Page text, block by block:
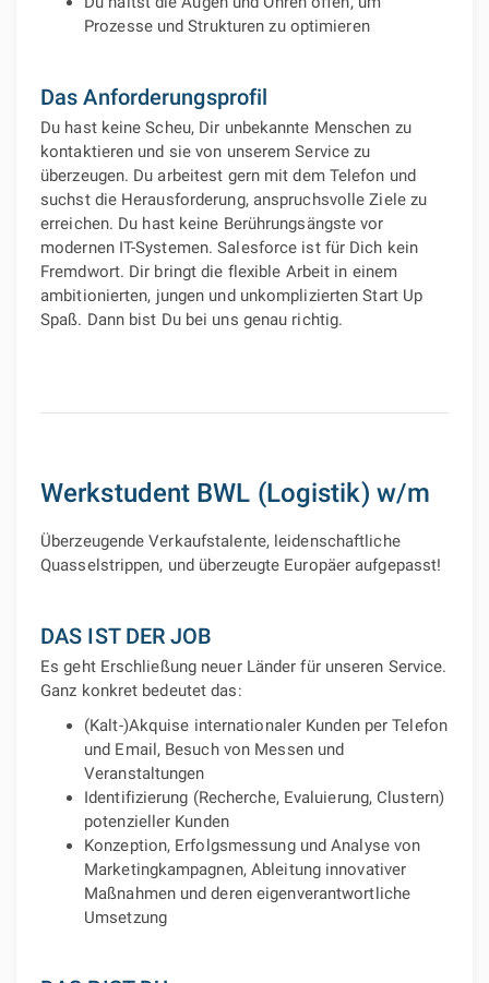
Prozesse und Strukturen zu optimieren
Das Anforderungsprofil
Du hast keine Scheu, Dir unbekannte Menschen zu
kontaktieren und sie von unserem Service zu
überzeugen. Du arbeitest gern mit dem Telefon und
suchst die Herausforderung, anspruchsvolle Ziele zu
erreichen. Du hast keine Berührungsängste vor
modernen IT-Systemen. Salesforce ist für Dich kein
Fremdwort. Dir bringt die flexible Arbeit in einem
ambitionierten, jungen und unkomplizierten Start Up
Spaß. Dann bist Du bei uns genau richtig.
Werkstudent BWL (Logistik) w/m
Überzeugende Verkaufstalente, leidenschaftliche
Quasselstrippen, und überzeugte Europäer aufgepasst!
DAS IST DER JOB
Es geht Erschließung neuer Länder für unseren Service.
Ganz konkret bedeutet das:
(Kalt-)Akquise internationaler Kunden per Telefon
und Email, Besuch von Messen und
Veranstaltungen
Identifizierung (Recherche, Evaluierung, Clustern)
potenzieller Kunden
Konzeption, Erfolgsmessung und Analyse von
Marketingkampagnen, Ableitung innovativer
Maßnahmen und deren eigenverantwortliche
Umsetzung